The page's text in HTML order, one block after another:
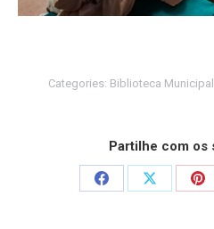
Categories: Biblioteca Municipal
Partilhe com os
Share
Share